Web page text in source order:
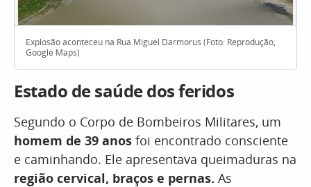
Explosão aconteceu na Rua Miguel Darmorus (Foto: Reprodução,
Google Maps)
Estado de saúde dos feridos
Segundo o Corpo de Bombeiros Militares, um
homem de 39 anos foi encontrado consciente
e caminhando. Ele apresentava queimaduras na
região cervical, braços e pernas. As